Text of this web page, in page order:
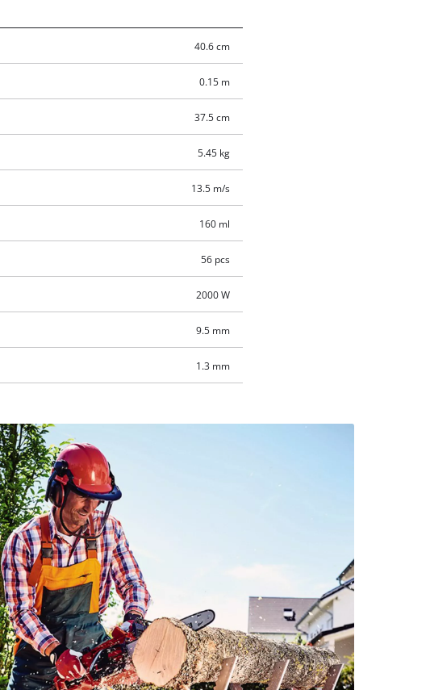
40.6 cm
0.15 m
37.5 cm
5.45 kg
13.5 m/s
160 ml
56 pcs
2000 W
9.5 mm
1.3 mm